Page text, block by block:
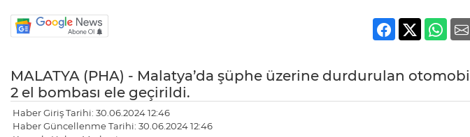
MALATYA (PHA) - Malatya’da şüphe üzerine durdurulan
2 el bombası ele geçirildi.
Haber Giriş Tarihi: 30.06.2024 12:46
Haber Güncellenme Tarihi: 30.06.2024 12:46